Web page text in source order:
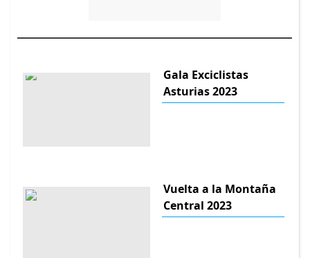
Gala Exciclistas
Asturias 2023
Vuelta a la Montaña
Central 2023